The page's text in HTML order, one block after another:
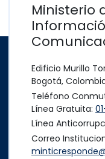
Ministerio
Edificio Murillo
Bogotá, Colombia
Teléfono
Línea Gratuita:
Línea
Correo